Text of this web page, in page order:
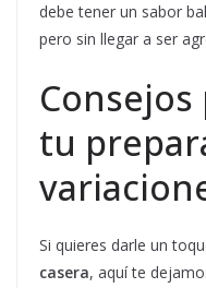
debe tener un sabor
pero sin llegar a ser
tu
Si quieres darle un
casera, aquí te